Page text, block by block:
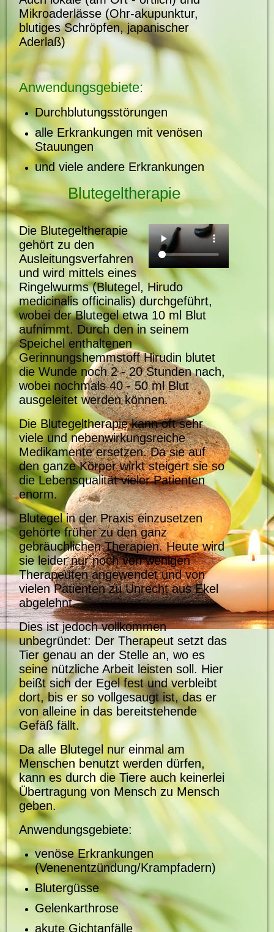
Mikroaderlässe (Ohr-akupunktur,
blutiges Schröpfen, japanischer
Aderlaß)
Anwendungsgebiete:
Durchblutungsstörungen
alle Erkrankungen mit venösen
Stauungen
und viele andere Erkrankungen
Blutegeltherapie
Die Blutegeltherapie
gehört zu den
Ausleitungsverfahren
und wird mittels eines
Ringelwurms (Blutegel, Hirudo
medicinalis officinalis) durchgeführt,
wobei der Blutegel etwa 10 ml Blut
aufnimmt. Durch den in seinem
Speichel enthaltenen
Gerinnungshemmstoff Hirudin blutet
die Wunde noch 2 - 20 Stunden nach,
wobei nochmals 40 - 50 ml Blut
ausgeleitet werden können.
Die Blutegeltherapie kann oft sehr
viele und nebenwirkungsreiche
Medikamente ersetzen. Da sie auf
den ganze Körper wirkt steigert sie so
die Lebensqualität vieler Patienten
enorm.
Blutegel in der Praxis einzusetzen
gehörte früher zu den ganz
gebräuchlichen Therapien. Heute wird
sie leider nur noch von wenigen
Therapeuten angewendet und von
vielen Patienten zu Unrecht aus Ekel
abgelehnt.
Dies ist jedoch vollkommen
unbegründet: Der Therapeut setzt das
Tier genau an der Stelle an, wo es
seine nützliche Arbeit leisten soll. Hier
beißt sich der Egel fest und verbleibt
dort, bis er so vollgesaugt ist, das er
von alleine in das bereitstehende
Gefäß fällt.
Da alle Blutegel nur einmal am
Menschen benutzt werden dürfen,
kann es durch die Tiere auch keinerlei
Übertragung von Mensch zu Mensch
geben.
Anwendungsgebiete:
venöse Erkrankungen
(Venenentzündung/Krampfadern)
Blutergüsse
Gelenkarthrose
akute Gichtanfälle